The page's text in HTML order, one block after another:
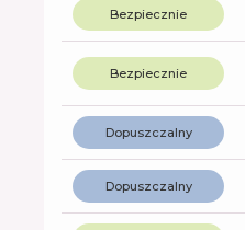
Bezpiecznie
Bezpiecznie
Dopuszczalny
Dopuszczalny